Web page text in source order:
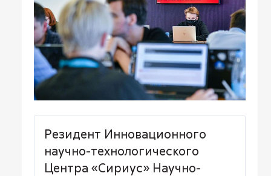
Резидент Инновационного
научно-технологического
Центра «Сириус» Научно-